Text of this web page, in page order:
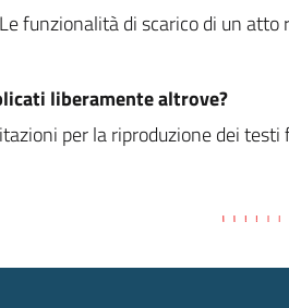
funzionalità di scarico di un atto
liberamente altrove?
per la riproduzione dei